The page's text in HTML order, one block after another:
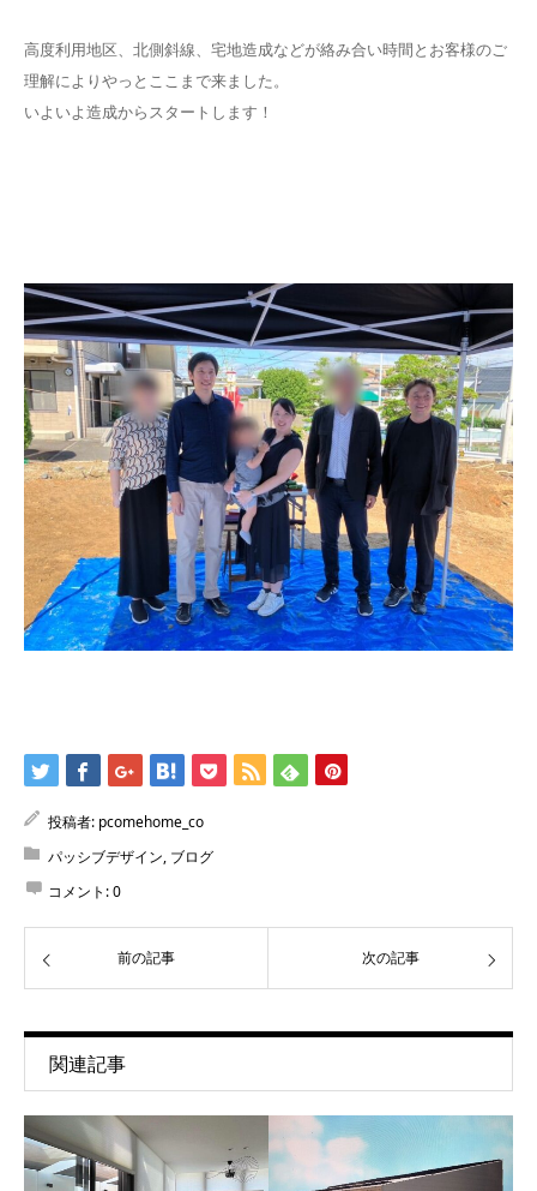
高度利用地区、北側斜線、宅地造成などが絡み合い時間とお客様のご
理解によりやっとここまで来ました。
いよいよ造成からスタートします！
投稿者: pcomehome_co
パッシブデザイン, ブログ
コメント:0
前の記事 次の記事
関連記事